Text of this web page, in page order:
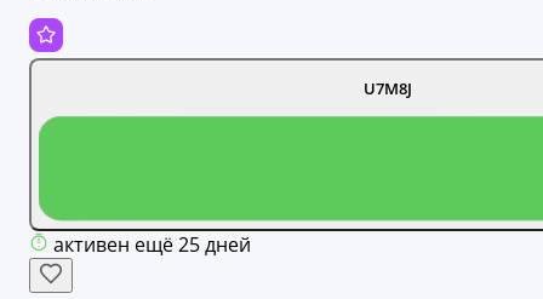
U7M8J
активен ещё 25 дней